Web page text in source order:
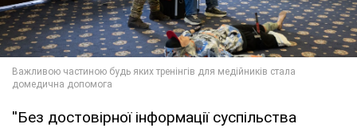
''Без достовірної інформації суспільства